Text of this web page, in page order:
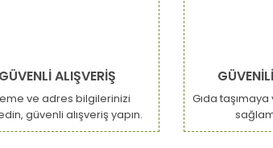
GÜVENLİ ALIŞVERİŞ
ve adres bilgilerinizi
güvenli alışveriş yapın.
Gıda